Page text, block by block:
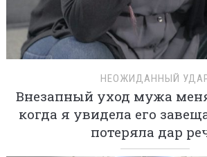
НЕОЖИДАННЫЙ
Внезапный уход мужа
когда я увидела его
потеряла дар